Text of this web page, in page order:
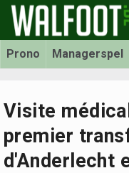
Prono Managerspel
Visite
premier
d'Anderlecht